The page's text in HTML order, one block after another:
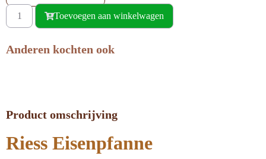
Toevoegen aan winkelwagen
Anderen kochten ook
Product omschrijving
Riess Eisenpfanne